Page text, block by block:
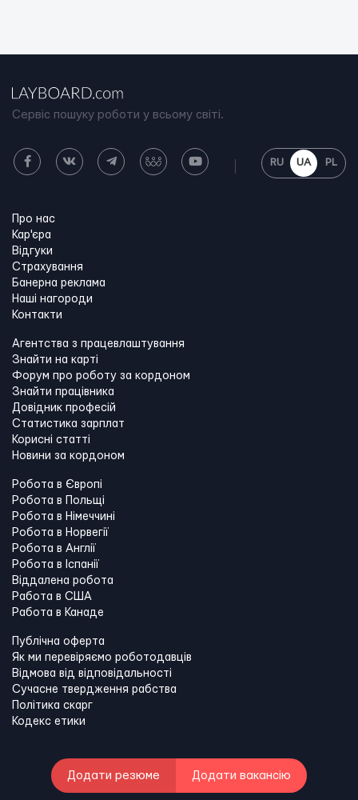
Сервіс пошуку роботи у всьому світі.
RU UA PL
Про нас
Кар'єра
Відгуки
Страхування
Банерна реклама
Наші нагороди
Контакти
Агентства з працевлаштування
Знайти на карті
Форум про роботу за кордоном
Знайти працівника
Довідник професій
Статистика зарплат
Корисні статті
Новини за кордоном
Робота в Європі
Робота в Польщі
Робота в Німеччині
Робота в Норвегії
Робота в Англії
Робота в Іспанії
Віддалена робота
Работа в США
Работа в Канадe
Публічна оферта
Як ми перевіряємо роботодавців
Відмова від відповідальності
Сучасне твердження рабства
Політика скарг
Кодекс етики
Додати резюме Додати вакансію